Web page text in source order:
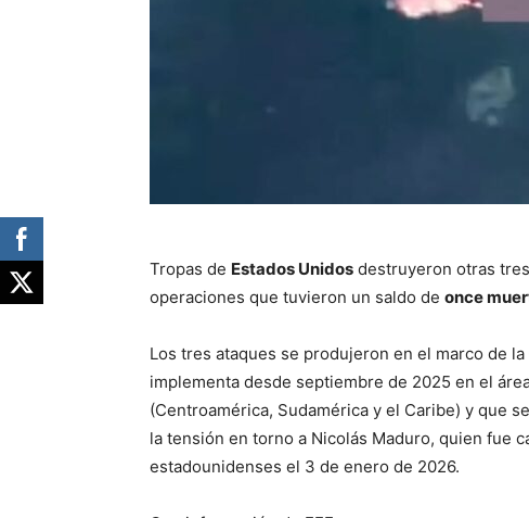
Tropas de Estados Unidos destruyeron otras tres
operaciones que tuvieron un saldo de once
Los tres ataques se produjeron en el marco de la
implementa desde septiembre de 2025 en el
(Centroamérica, Sudamérica y el Caribe) y que
la tensión en torno a Nicolás Maduro, quien fue
estadounidenses el 3 de enero de 2026.